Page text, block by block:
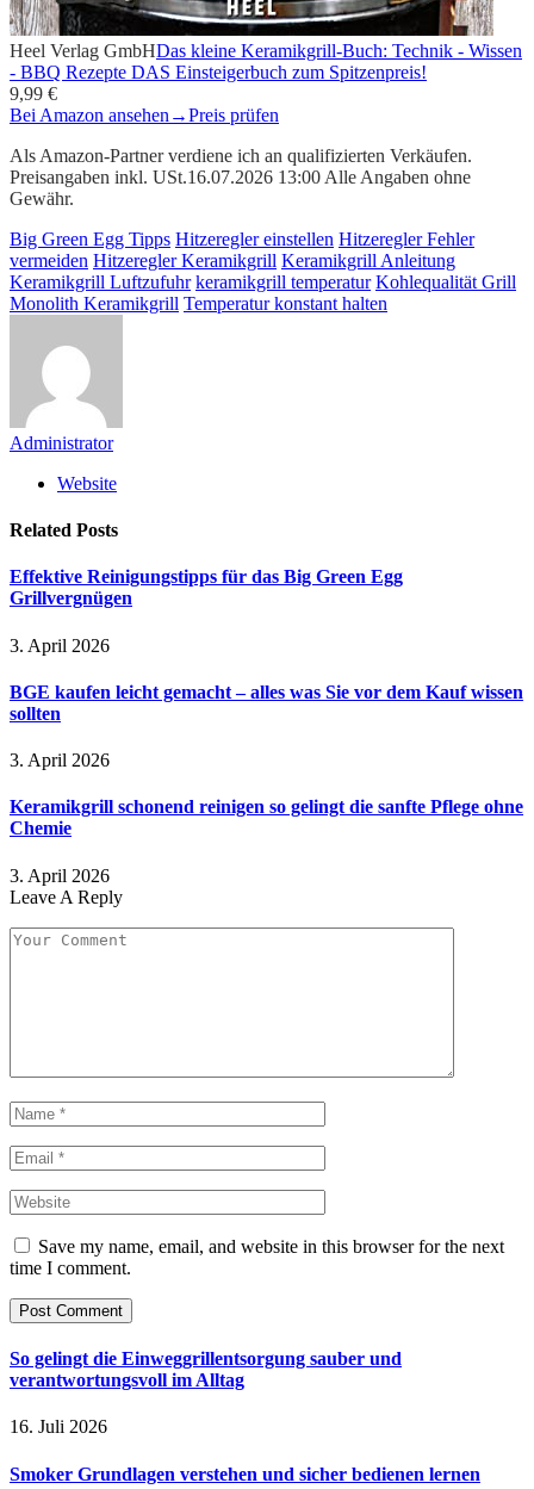
Heel Verlag GmbHDas kleine Keramikgrill-Buch: Technik - Wissen
- BBQ Rezepte DAS Einsteigerbuch zum Spitzenpreis!
9,99 €
Bei Amazon ansehen →Preis prüfen
Als Amazon-Partner verdiene ich an qualifizierten Verkäufen.
Preisangaben inkl. USt.16.07.2026 13:00 Alle Angaben ohne
Gewähr.
Big Green Egg Tipps Hitzeregler einstellen Hitzeregler Fehler
vermeiden Hitzeregler Keramikgrill Keramikgrill Anleitung
Keramikgrill Luftzufuhr keramikgrill temperatur Kohlequalität Grill
Monolith Keramikgrill Temperatur konstant halten
Administrator
Website
Related Posts
Effektive Reinigungstipps für das Big Green Egg
Grillvergnügen
3. April 2026
BGE kaufen leicht gemacht – alles was Sie vor dem Kauf wissen
sollten
3. April 2026
Keramikgrill schonend reinigen so gelingt die sanfte Pflege ohne
Chemie
3. April 2026
Leave A Reply
Save my name, email, and website in this browser for the next
time I comment.
So gelingt die Einweggrillentsorgung sauber und
verantwortungsvoll im Alltag
16. Juli 2026
Smoker Grundlagen verstehen und sicher bedienen lernen